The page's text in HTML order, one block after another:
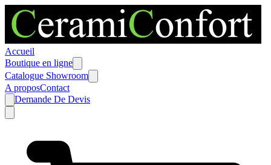
Accueil
Boutique en ligne
Catalogue Showroom
A proposContact
Demande De Devis